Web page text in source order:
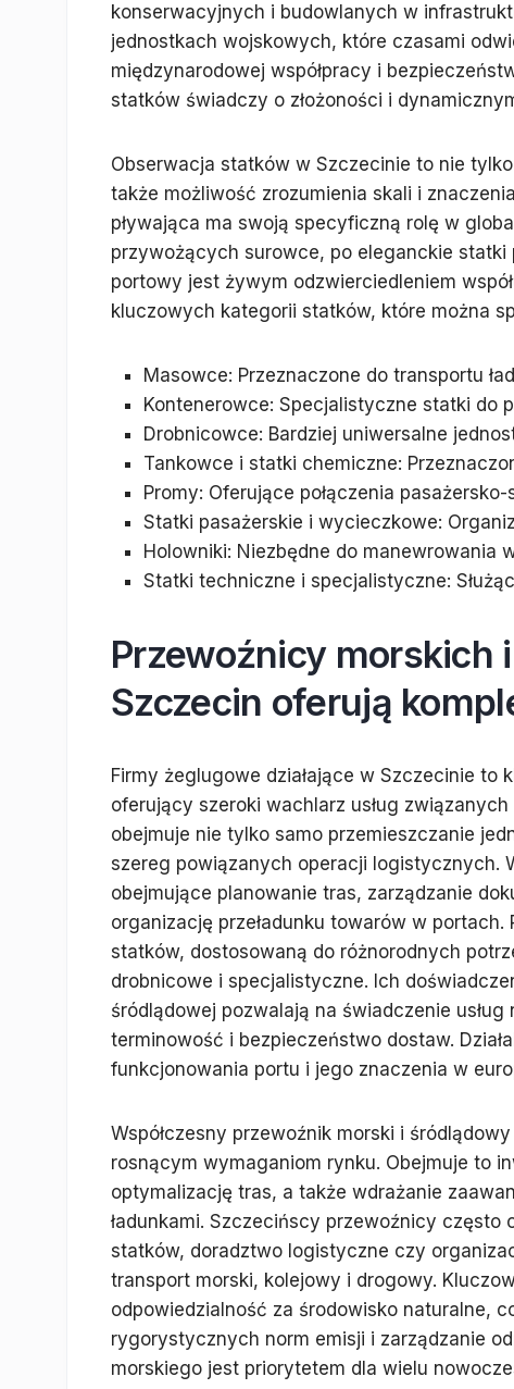
konserwacyjnych i budowlanych w
jednostkach wojskowych, które czasami
międzynarodowej współpracy i
statków świadczy o złożoności i
Obserwacja statków w Szczecinie to nie
także możliwość zrozumienia skali i
pływająca ma swoją specyficzną rolę w
przywożących surowce, po eleganckie
portowy jest żywym odzwierciedleniem
kluczowych kategorii statków, które można
Masowce: Przeznaczone do transportu
Kontenerowce: Specjalistyczne statki do
Drobnicowce: Bardziej uniwersalne
Tankowce i statki chemiczne:
Promy: Oferujące połączenia
Statki pasażerskie i wycieczkowe:
Holowniki: Niezbędne do manewrowania
Statki techniczne i specjalistyczne:
Przewoźnicy morskich
Szczecin oferują
Firmy żeglugowe działające w Szczecinie
oferujący szeroki wachlarz usług
obejmuje nie tylko samo przemieszczanie
szereg powiązanych operacji logistycznych.
obejmujące planowanie tras, zarządzanie
organizację przeładunku towarów w
statków, dostosowaną do różnorodnych
drobnicowe i specjalistyczne. Ich
śródlądowej pozwalają na świadczenie
terminowość i bezpieczeństwo dostaw.
funkcjonowania portu i jego znaczenia w
Współczesny przewoźnik morski i
rosnącym wymaganiom rynku. Obejmuje to
optymalizację tras, a także wdrażanie
ładunkami. Szczecińscy przewoźnicy często
statków, doradztwo logistyczne czy
transport morski, kolejowy i drogowy.
odpowiedzialność za środowisko naturalne,
rygorystycznych norm emisji i zarządzanie
morskiego jest priorytetem dla wielu